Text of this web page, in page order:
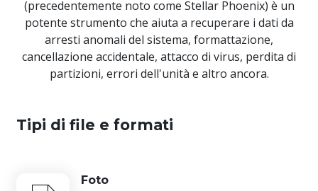
(precedentemente noto come Stellar Phoenix) è un
potente strumento che aiuta a recuperare i dati da
arresti anomali del sistema, formattazione,
cancellazione accidentale, attacco di virus, perdita di
partizioni, errori dell'unità e altro ancora.
Tipi di file e formati
Foto